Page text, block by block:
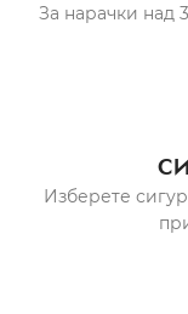
За нарачки над
Изберете